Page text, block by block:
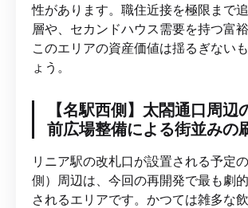
性があります。職住近接を極限まで
層や、セカンドハウス需要を持つ富裕
このエリアの資産価値は揺るぎない
ょう。
【名駅西側】太閤通口周辺
前広場整備による街並みの
リニア駅の改札口が設置される予定
側）周辺は、今回の再開発で最も劇
されるエリアです。かつては雑多な